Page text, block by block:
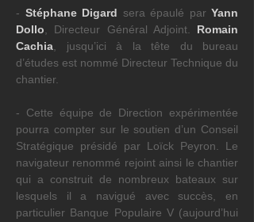
- Stéphane Digard sera épaulé par Yann
Dollo , Directeur Général Adjoint. Romain
Cachia , jusqu’ici à la tête du bureau
d’études est nommé Directeur Technique du
chantier.
- Cette équipe de Direction expérimentée
pourra compter sur le soutien d’un Conseil
Stratégique présidé par Loïck Peyron. Le
navigateur renommé rejoint ainsi le chantier
qui a construit de nombreux bateaux sur
lesquels il a navigué avec succès, en
particulier Banque Populaire V (aujourd’hui